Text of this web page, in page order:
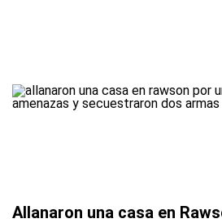
Allanaron una casa en